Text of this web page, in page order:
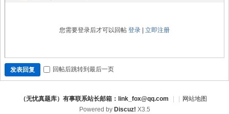
您需要登录后才可以回帖 登录 立即注册
发表回复 回帖后跳转到最后一页
（无忧真题库）有事联系站长邮箱：link_fox@qq.com
网站地图
Powered by Discuz! X3.5